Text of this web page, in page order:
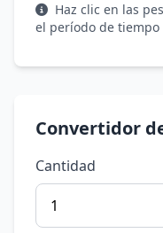
Haz clic en las
el período de tiempo
Convertidor
Cantidad